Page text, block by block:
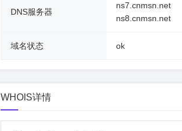
DNS服务器
ns7.cnmsn.net
ns8.cnmsn.net
域名状态 ok
WHOIS详情